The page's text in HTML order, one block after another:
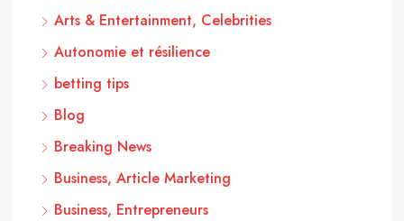
Arts & Entertainment, Celebrities
Autonomie et résilience
betting tips
Blog
Breaking News
Business, Article Marketing
Business, Entrepreneurs